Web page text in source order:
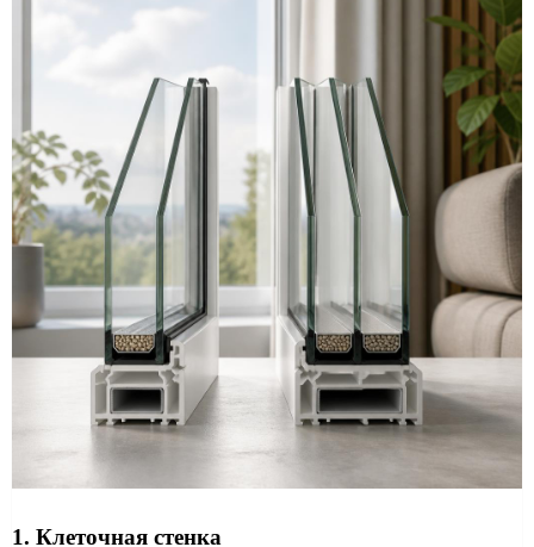
1. Клеточная стенка